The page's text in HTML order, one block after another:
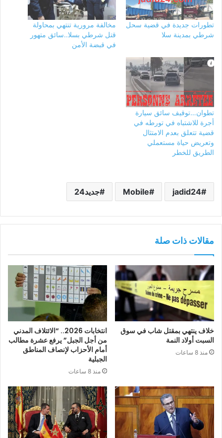
تطورات جديدة في قضية سحل
شرطي بمدينة سلا
مخالفة مرورية تنتهي بمحاولة
قتل شرطي بسلا..سائق متهور
في قبضة الأمن
تطوان…توقيف سائق سيارة
أجرة للاشتباه في تورطه في
قضية تتعلق بعدم الامتثال
وتعريض حياة مستعملي
الطريق للخطر
jadid24
Mobile جديد24
مقالات ذات صلة
خلاف ينتهي بمقتل شاب في سوق
السبت أولاد النمة
منذ 8 ساعات
انتخابات 2026.. “الائتلاف المدني
من أجل الجبل” يرفع عشرة مطالب
أمام الأحزاب لإنصاف المناطق
الجبلية
منذ 8 ساعات